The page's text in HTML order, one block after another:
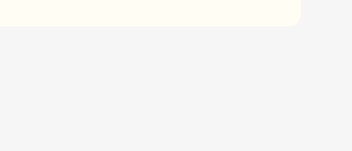
以下）をお選びいただくことがございます。
いいたします。